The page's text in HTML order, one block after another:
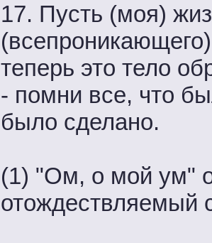
17. Пусть (моя)
теперь это тело
- помни все, что
было сделано.
(1) "Ом, о мой ум"
отождествляемый